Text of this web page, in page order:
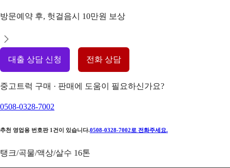
방문예약 후, 헛걸음시 10만원 보상
대출 상담 신청 전화 상담
중고트럭 구매 · 판매에 도움이 필요하신가요?
0508-0328-7002
추천 영업용 번호판 1 건이 있습니다.0508-0328-7002 로 전화주세요.
탱크/곡물/액상/살수 16톤